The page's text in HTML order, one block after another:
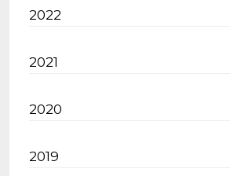
2022
2021
2020
2019